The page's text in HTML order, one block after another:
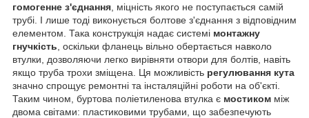
гомогенне з'єднання , міцність якого не поступається самій
трубі. І лише тоді виконується болтове з'єднання з відповідним
елементом. Така конструкція надає системі монтажну
гнучкість , оскільки фланець вільно обертається навколо
втулки, дозволяючи легко вирівняти отвори для болтів, навіть
якщо труба трохи зміщена. Ця можливість регулювання кута
значно спрощує ремонтні та інсталяційні роботи на об'єкті.
Таким чином, буртова поліетиленова втулка є мостиком між
двома світами: пластиковими трубами, що забезпечують